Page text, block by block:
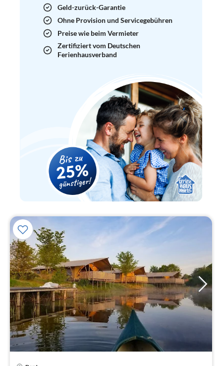
Geld-zurück-Garantie
Ohne Provision und Servicegebühren
Preise wie beim Vermieter
Zertifiziert vom Deutschen
Ferienhausverband